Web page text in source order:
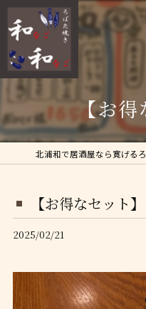
【お得
【お得なセット】
2025/02/21